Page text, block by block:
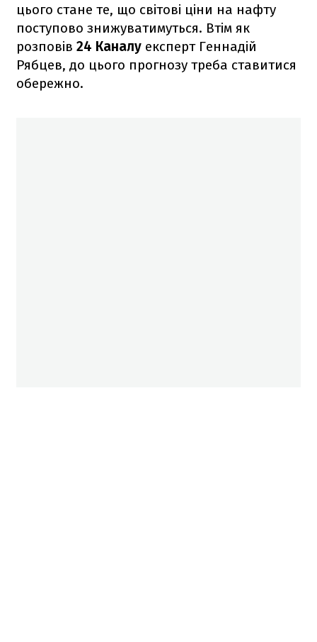
цього стане те, що світові ціни на нафту
поступово знижуватимуться. Втім як
розповів 24 Каналу експерт Геннадій
Рябцев, до цього прогнозу треба ставитися
обережно.